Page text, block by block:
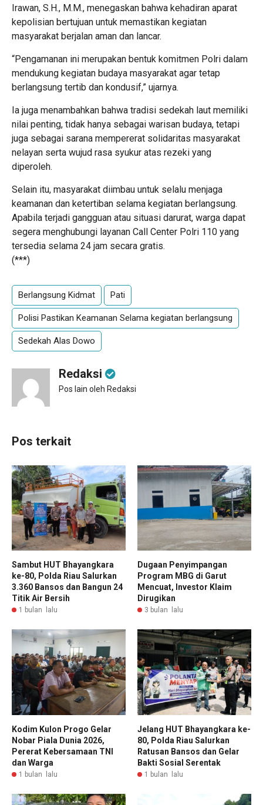
Irawan, S.H., M.M., menegaskan bahwa kehadiran aparat
kepolisian bertujuan untuk memastikan kegiatan
masyarakat berjalan aman dan lancar.
“Pengamanan ini merupakan bentuk komitmen Polri dalam
mendukung kegiatan budaya masyarakat agar tetap
berlangsung tertib dan kondusif,” ujarnya.
Ia juga menambahkan bahwa tradisi sedekah laut memiliki
nilai penting, tidak hanya sebagai warisan budaya, tetapi
juga sebagai sarana mempererat solidaritas masyarakat
nelayan serta wujud rasa syukur atas rezeki yang
diperoleh.
Selain itu, masyarakat diimbau untuk selalu menjaga
keamanan dan ketertiban selama kegiatan berlangsung.
Apabila terjadi gangguan atau situasi darurat, warga dapat
segera menghubungi layanan Call Center Polri 110 yang
tersedia selama 24 jam secara gratis.
(***)
Berlangsung Kidmat Pati
Polisi Pastikan Keamanan Selama kegiatan berlangsung
Sedekah Alas Dowo
Redaksi
Pos lain oleh Redaksi
Pos terkait
Sambut HUT Bhayangkara
ke-80, Polda Riau Salurkan
3.360 Bansos dan Bangun 24
Titik Air Bersih
1 bulan lalu
Dugaan Penyimpangan
Program MBG di Garut
Mencuat, Investor Klaim
Dirugikan
3 bulan lalu
Kodim Kulon Progo Gelar
Nobar Piala Dunia 2026,
Pererat Kebersamaan TNI
dan Warga
1 bulan lalu
Jelang HUT Bhayangkara ke-
80, Polda Riau Salurkan
Ratusan Bansos dan Gelar
Bakti Sosial Serentak
1 bulan lalu